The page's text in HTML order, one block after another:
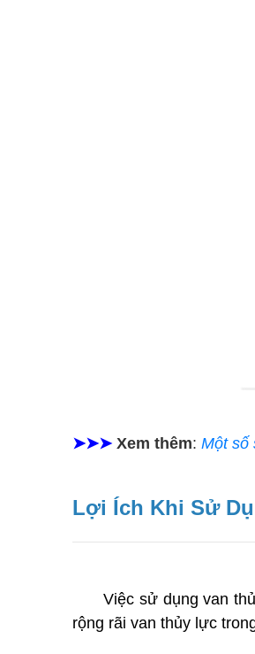
➤➤➤ Xem thêm: Một số
Lợi Ích Khi Sử
Việc sử dụng van
rộng rãi van thủy lực